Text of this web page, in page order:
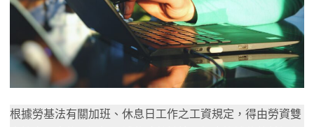
根據勞基法有關加班、休息日工作之工資規定，得由勞資雙